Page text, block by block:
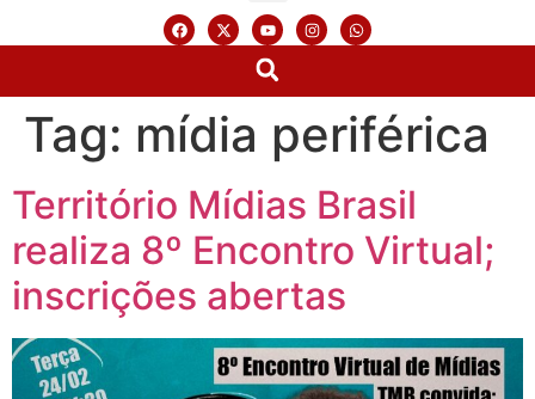
Tag: mídia periférica
Território Mídias Brasil
realiza 8º Encontro Virtual;
inscrições abertas